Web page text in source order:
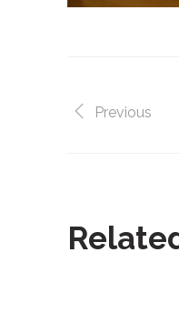
Previous